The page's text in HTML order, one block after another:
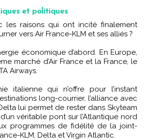
et politiques
vers Air France-KLM et ses alliés ?
économique d’abord. En Europe,
marché d’Air France et la France, le
Airways.
italienne qui n’offre pour l’instant
long-courrier, l’alliance avec
lui permet de rester dans Skyteam
véritable pont sur l’Atlantique nord
programmes de fidélité de la joint-
KLM, Delta et Virgin Atlantic.